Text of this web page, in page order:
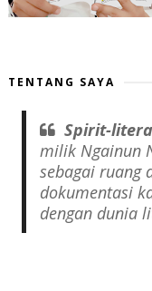
TENTANG SAYA
Spirit-
milik Ngainun
sebagai ruang
dokumentasi
dengan dunia